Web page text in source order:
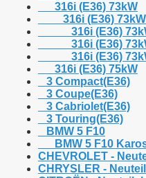
316i (E36) 73kW
316i (E36) 73kW
316i (E36)
316i (E36)
316i (E36)
316i (E36) 75kW
3 Compact(E36)
3 Coupe(E36)
3 Cabriolet(E36)
3 Touring(E36)
BMW 5 F10
BMW 5 F10
CHEVROLET -
CHRYSLER -